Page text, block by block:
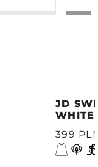
JD
WHITE
399